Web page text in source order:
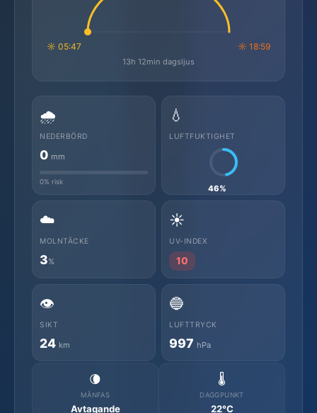
☼ 05:47 ☼ 18:59
13h 12min dagsljus
🌧️
NEDERBÖRD
0 mm
0% risk
💧
LUFTFUKTIGHET
46%
☁️
MOLNTÄCKE
3%
☀️
UV-INDEX
10
👁️
SIKT
24 km
🔵
LUFTTRYCK
997 hPa
🌘
MÅNFAS
Avtagande
🌡️
DAGGPUNKT
22°C